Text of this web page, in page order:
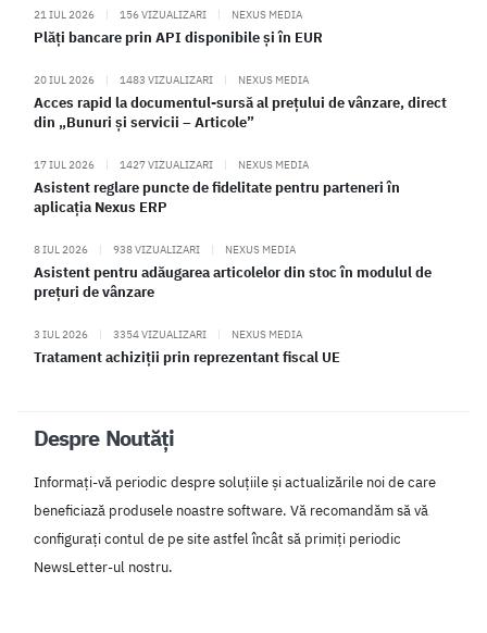
21 IUL 2026 | 156 VIZUALIZARI | NEXUS MEDIA
Plăți bancare prin API disponibile și în EUR
20 IUL 2026 | 1483 VIZUALIZARI | NEXUS MEDIA
Acces rapid la documentul-sursă al prețului de vânzare, direct
din „Bunuri și servicii – Articole”
17 IUL 2026 | 1427 VIZUALIZARI | NEXUS MEDIA
Asistent reglare puncte de fidelitate pentru parteneri în
aplicația Nexus ERP
8 IUL 2026 | 938 VIZUALIZARI | NEXUS MEDIA
Asistent pentru adăugarea articolelor din stoc în modulul de
prețuri de vânzare
3 IUL 2026 | 3354 VIZUALIZARI | NEXUS MEDIA
Tratament achiziții prin reprezentant fiscal UE
Despre Noutăți
Informați-vă periodic despre soluțiile și actualizările noi de care
beneficiază produsele noastre software. Vă recomandăm să vă
configurați contul de pe site astfel încât să primiți periodic
NewsLetter-ul nostru.